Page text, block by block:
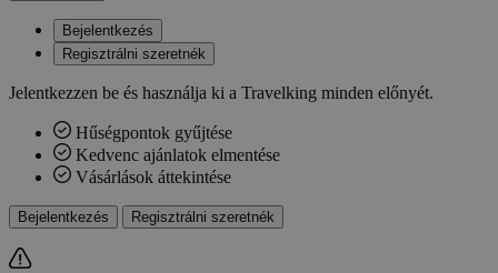
Bejelentkezés
Regisztrálni szeretnék
Jelentkezzen be és használja ki a Travelking minden előnyét.
Hűségpontok gyűjtése
Kedvenc ajánlatok elmentése
Vásárlások áttekintése
Bejelentkezés Regisztrálni szeretnék